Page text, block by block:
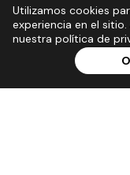
Utilizamos cookies
experiencia en el
nuestra política de